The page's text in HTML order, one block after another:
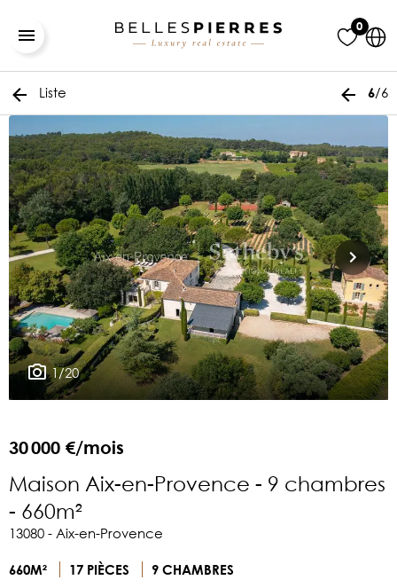
0
Liste 6/6
1/20
30 000 €/mois
Maison Aix-en-Provence - 9 chambres
- 660m²
13080 - Aix-en-Provence
660M² 17 PIÈCES 9 CHAMBRES